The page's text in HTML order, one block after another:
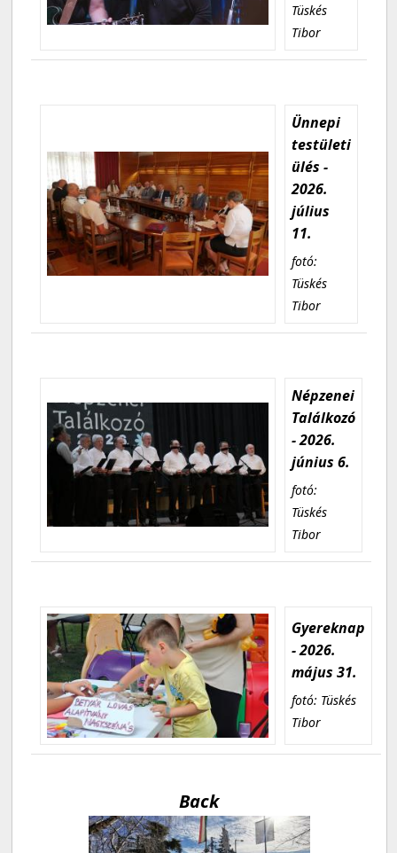
Tüskés
Tibor
Ünnepi
testületi
ülés -
2026.
július
11.
fotó:
Tüskés
Tibor
Népzenei
Találkozó
- 2026.
június 6.
fotó:
Tüskés
Tibor
Gyereknap
- 2026.
május 31.
fotó: Tüskés
Tibor
Back